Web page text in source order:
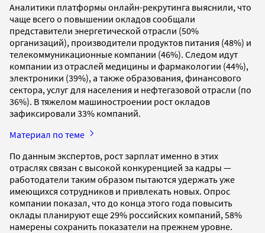
Аналитики платформы онлайн-рекрутинга выяснили, что
чаще всего о повышении окладов сообщали
представители энергетической отрасли (50%
организаций), производители продуктов питания (48%) и
телекоммуникационные компании (46%). Следом идут
компании из отраслей медицины и фармакологии (44%),
электроники (39%), а также образования, финансового
сектора, услуг для населения и нефтегазовой отрасли (по
36%). В тяжелом машиностроении рост окладов
зафиксировали 33% компаний.
Материал по теме
По данным экспертов, рост зарплат именно в этих
отраслях связан с высокой конкуренцией за кадры —
работодатели таким образом пытаются удержать уже
имеющихся сотрудников и привлекать новых. Опрос
компании показал, что до конца этого года повысить
оклады планируют еще 29% российских компаний, 58%
намерены сохранить показатели на прежнем уровне.